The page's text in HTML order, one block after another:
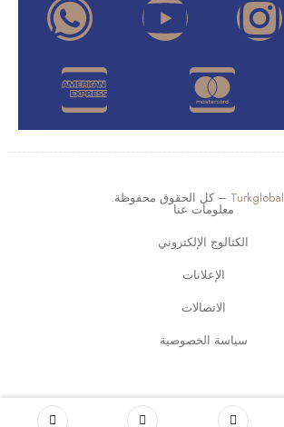
Turkglobal – كل الحقوق محفوظة.
معلومات عنا
الكتالوج الإلكتروني
الإعلانات
الاتصالات
سياسة الخصوصية